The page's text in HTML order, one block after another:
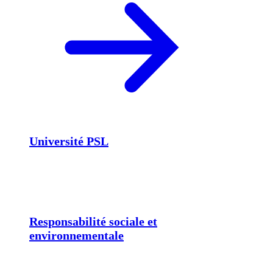
Université PSL
Responsabilité sociale et
environnementale